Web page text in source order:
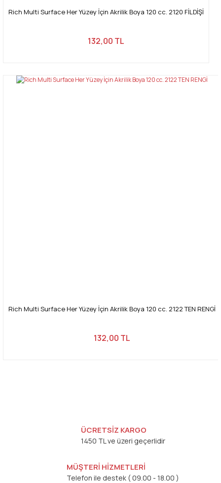
Rich Multi Surface Her Yüzey İçin Akrilik Boya 120 cc. 2120 FİLDİŞİ
132,00 TL
Rich Multi Surface Her Yüzey İçin Akrilik Boya 120 cc. 2122 TEN RENGİ
132,00 TL
ÜCRETSİZ KARGO
1450 TL ve üzeri geçerlidir
MÜŞTERİ HİZMETLERİ
Telefon ile destek ( 09.00 - 18.00 )